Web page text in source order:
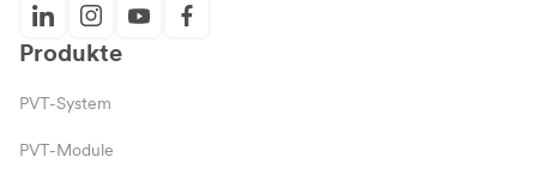
Produkte
PVT-System
PVT-Module